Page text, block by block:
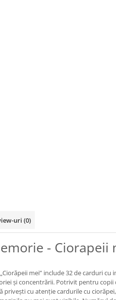
uri (0)
- Ciorapeii
mei” include 32 de carduri cu
și concentrării. Potrivit pentru copii
privești cu atenție cardurile cu